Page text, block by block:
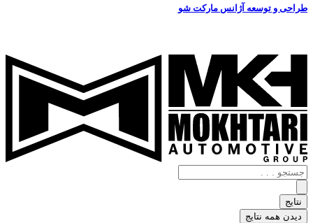
طراحی و توسعه آژانس مارکت شو
جستجو
.
.
.
نتایج
دیدن همه نتایج